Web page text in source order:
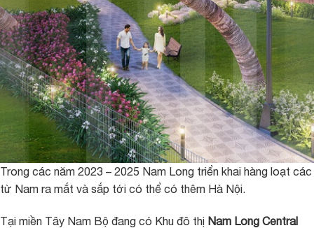
Trong các năm 2023 – 2025 Nam Long triển khai hàng loạt các
từ Nam ra mắt và sắp tới có thể có thêm Hà Nội.
Tại miền Tây Nam Bộ đang có Khu đô thị Nam Long Central